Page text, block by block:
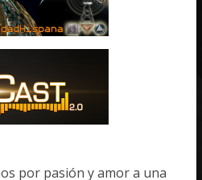
por pasión y amor a una